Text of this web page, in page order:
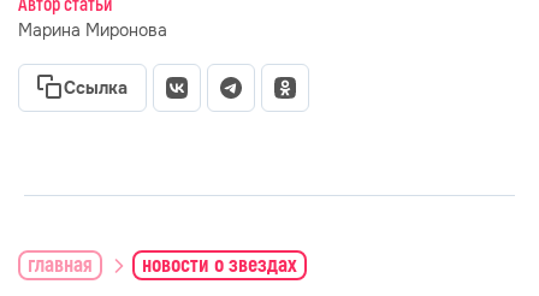
Автор статьи
Марина Миронова
Ссылка
главная новости о звездах